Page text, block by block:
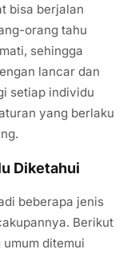
bisa berjalan
orang tahu
sehingga
lancar dan
setiap individu
yang berlaku
Diketahui
beberapa jenis
Berikut
ditemui